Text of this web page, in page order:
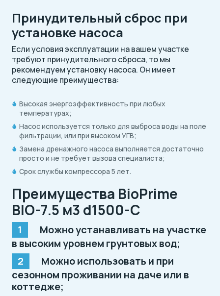
Принудительный сброс при
установке насоса
Если условия эксплуатации на вашем участке
требуют принудительного сброса, то мы
рекомендуем установку насоса. Он имеет
следующие преимущества:
Высокая энергоэффективность при любых
температурах;
Насос используется только для выброса воды на поле
фильтрации, или при высоком УГВ;
Замена дренажного насоса выполняется достаточно
просто и не требует вызова специалиста;
Срок службы компрессора 5 лет.
Преимущества BioPrime
BIO-7.5 м3 d1500-C
Можно устанавливать на участке
в высоким уровнем грунтовых вод;
Можно использовать и при
сезонном проживании на даче или в
коттедже;